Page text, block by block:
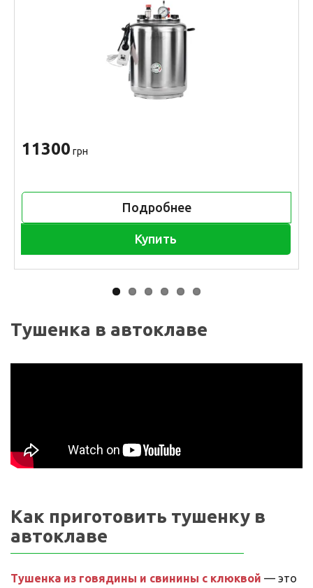
11300 грн
Подробнее
Купить
Тушенка в автоклаве
Как приготовить тушенку в
автоклаве
Тушенка из говядины и свинины с клюквой — это